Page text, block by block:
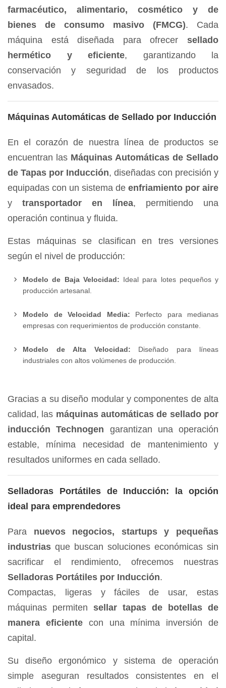
farmacéutico, alimentario, cosmético y de
bienes de consumo masivo (FMCG). Cada
máquina está diseñada para ofrecer sellado
hermético y eficiente, garantizando la
conservación y seguridad de los productos
envasados.
Máquinas Automáticas de Sellado por Inducción
En el corazón de nuestra línea de productos se
encuentran las Máquinas Automáticas de Sellado
de Tapas por Inducción, diseñadas con precisión y
equipadas con un sistema de enfriamiento por aire
y transportador en línea, permitiendo una
operación continua y fluida.
Estas máquinas se clasifican en tres versiones
según el nivel de producción:
Modelo de Baja Velocidad: Ideal para lotes pequeños y
producción artesanal.
Modelo de Velocidad Media: Perfecto para medianas
empresas con requerimientos de producción constante.
Modelo de Alta Velocidad: Diseñado para líneas
industriales con altos volúmenes de producción.
Gracias a su diseño modular y componentes de alta
calidad, las máquinas automáticas de sellado por
inducción Technogen garantizan una operación
estable, mínima necesidad de mantenimiento y
resultados uniformes en cada sellado.
Selladoras Portátiles de Inducción: la opción
ideal para emprendedores
Para nuevos negocios, startups y pequeñas
industrias que buscan soluciones económicas sin
sacrificar el rendimiento, ofrecemos nuestras
Selladoras Portátiles por Inducción.
Compactas, ligeras y fáciles de usar, estas
máquinas permiten sellar tapas de botellas de
manera eficientecon una mínima inversión de
capital.
Su diseño ergonómico y sistema de operación
simple aseguran resultados consistentes en el